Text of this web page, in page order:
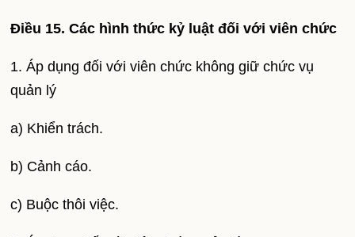
Điều 15. Các hình thức kỷ luật đối với viên chức
1. Áp dụng đối với viên chức không giữ chức vụ
quản lý
a) Khiển trách.
b) Cảnh cáo.
c) Buộc thôi việc.